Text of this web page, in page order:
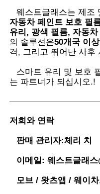
웨스트글래스는 제조
자동차 페인트 보호 필
유리, 광색 필름, 자동
의 솔루션은50개국 이상
격, 그리고 뛰어난 사후
스마트 유리 및 보호
는 파트너가 되십시오.!
저희와 연락
판매 관리자:체리 치
이메일: 웨스트글래
모브 / 왓츠앱 / 웨이